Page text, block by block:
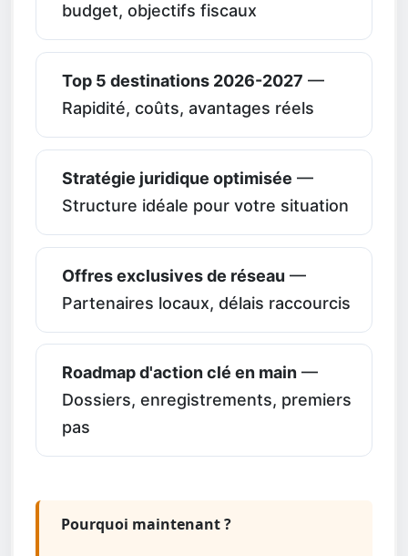
budget, objectifs fiscaux
Top 5 destinations 2026-2027 —
Rapidité, coûts, avantages réels
Stratégie juridique optimisée —
Structure idéale pour votre situation
Offres exclusives de réseau —
Partenaires locaux, délais raccourcis
Roadmap d'action clé en main —
Dossiers, enregistrements, premiers
pas
Pourquoi maintenant ?